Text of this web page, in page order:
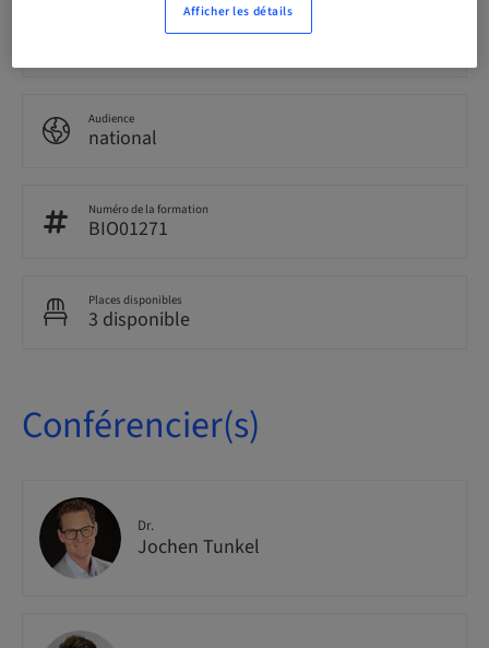
Méthode de livraison
Audience
national
Numéro de la formation
BIO01271
Places disponibles
3 disponible
Conférencier(s)
Dr.
Jochen Tunkel
Afficher les détails